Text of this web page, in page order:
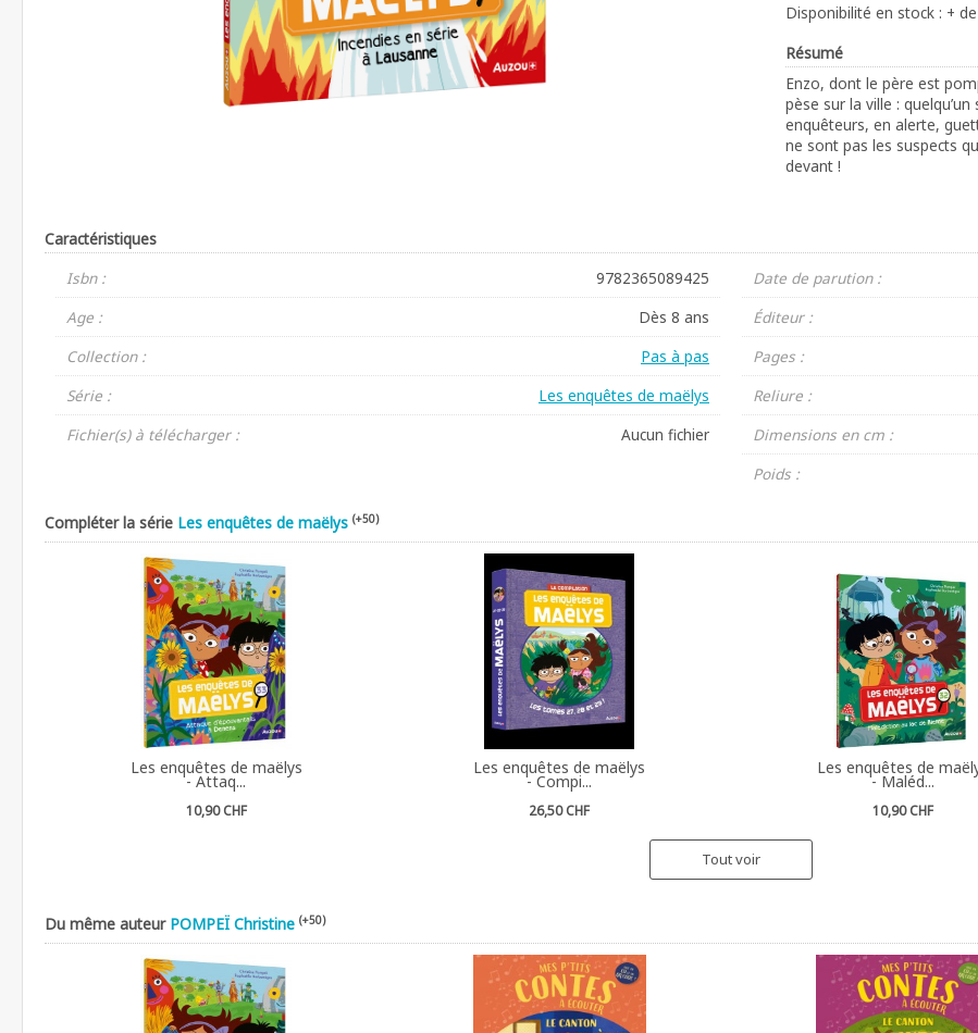
Disponibilité en stock : +
Résumé
Enzo, dont le père est
pèse sur la ville :
enquêteurs, en alerte,
ne sont pas les suspects
devant !
Caractéristiques
Isbn :
9782365089425
Age :
Dès 8 ans
Collection :
Pas à pas
Série :
Les enquêtes de maëlys
Fichier(s) à télécharger :
Aucun fichier
Date de parution :
Éditeur :
Pages :
Reliure :
Dimensions en cm :
Poids :
Compléter la série Les enquêtes de maëlys (+50)
Les enquêtes de maëlys
- Attaq...
10,90 CHF
Les enquêtes de maëlys
- Compi...
26,50 CHF
Les enquêtes de
- Maléd...
10,90 CHF
Tout voir
Du même auteur POMPEÏ Christine (+50)